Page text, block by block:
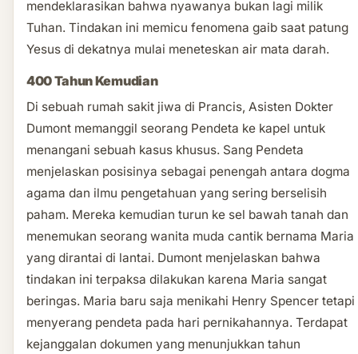
mendeklarasikan bahwa nyawanya bukan lagi milik
Tuhan. Tindakan ini memicu fenomena gaib saat patung
Yesus di dekatnya mulai meneteskan air mata darah.
400 Tahun Kemudian
Di sebuah rumah sakit jiwa di Prancis, Asisten Dokter
Dumont memanggil seorang Pendeta ke kapel untuk
menangani sebuah kasus khusus. Sang Pendeta
menjelaskan posisinya sebagai penengah antara dogma
agama dan ilmu pengetahuan yang sering berselisih
paham. Mereka kemudian turun ke sel bawah tanah dan
menemukan seorang wanita muda cantik bernama Maria
yang dirantai di lantai. Dumont menjelaskan bahwa
tindakan ini terpaksa dilakukan karena Maria sangat
beringas. Maria baru saja menikahi Henry Spencer tetapi
menyerang pendeta pada hari pernikahannya. Terdapat
kejanggalan dokumen yang menunjukkan tahun